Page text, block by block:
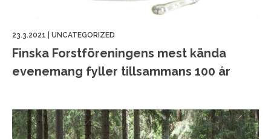
23.3.2021 UNCATEGORIZED
Finska Forstföreningens mest kända
evenemang fyller tillsammans 100 år